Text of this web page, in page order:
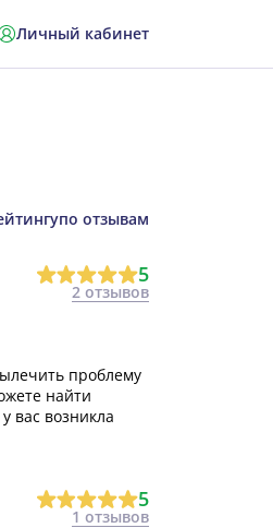
Личный кабинет
по отзывам
5
2 отзывов
проблему
найти
вас возникла
5
1 отзывов